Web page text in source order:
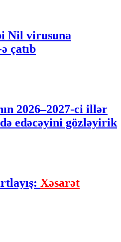
Nil virusuna
çatıb
2026–2027-ci illər
edəcəyini gözləyirik
Xəsarət